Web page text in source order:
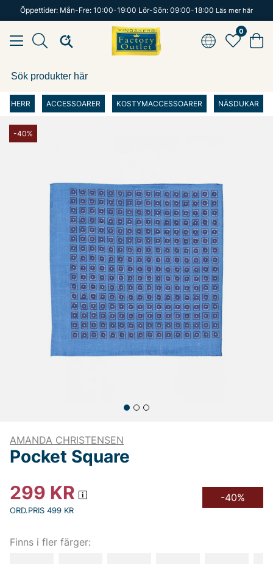
Öppettider: Mån-Fre: 10:00-19:00 Lör-Sön: 09:00-18:00 Läs mer här
0
HERR ACCESSOARER KOSTYMACCESSOARER NÄSDUKAR
-40%
AMANDA CHRISTENSEN
Pocket Square
299 KR
ORD.PRIS 499 KR
-40%
Finns i fler färger: